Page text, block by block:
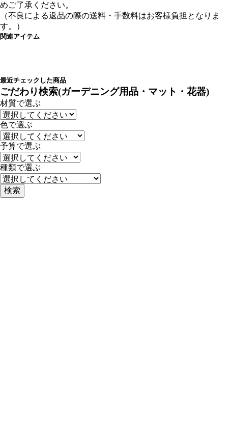
めご了承ください。
（不良による返品の際の送料・手数料はお客様負担となりま
す。）
関連アイテム
最近チェックした商品
ごだわり検索(ガーデニング用品・マット・花器)
材質で選ぶ
色で選ぶ
予算で選ぶ
種類で選ぶ